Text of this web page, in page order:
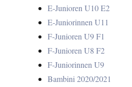
E-Junioren U10 E2
E-Juniorinnen U11
F-Junioren U9 F1
F-Junioren U8 F2
F-Juniorinnen U9
Bambini 2020/2021